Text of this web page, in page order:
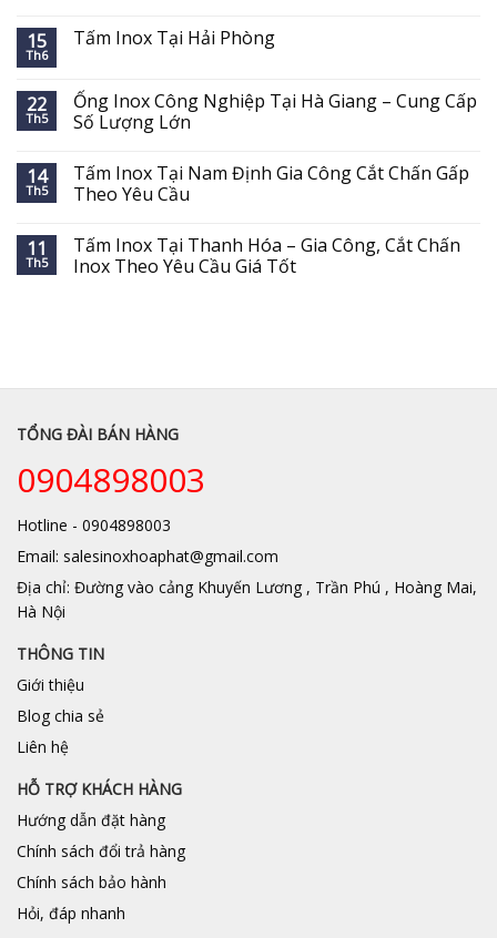
15
Th6
Tấm Inox Tại Hải Phòng
22
Th5
Ống Inox Công Nghiệp Tại Hà Giang – Cung Cấp
Số Lượng Lớn
14
Th5
Tấm Inox Tại Nam Định Gia Công Cắt Chấn Gấp
Theo Yêu Cầu
11
Th5
Tấm Inox Tại Thanh Hóa – Gia Công, Cắt Chấn
Inox Theo Yêu Cầu Giá Tốt
TỔNG ĐÀI BÁN HÀNG
0904898003
Hotline - 0904898003
Email: salesinoxhoaphat@gmail.com
Địa chỉ: Đường vào cảng Khuyến Lương , Trần Phú , Hoàng Mai,
Hà Nội
THÔNG TIN
Giới thiệu
Blog chia sẻ
Liên hệ
HỖ TRỢ KHÁCH HÀNG
Hướng dẫn đặt hàng
Chính sách đổi trả hàng
Chính sách bảo hành
Hỏi, đáp nhanh